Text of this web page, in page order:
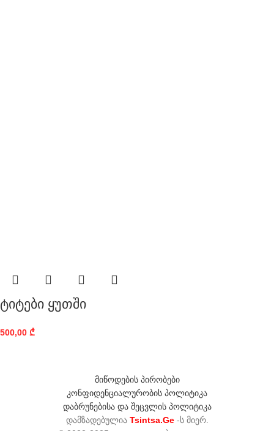
ტიტები ყუთში
500,00 ₾
მიწოდების პირობები
კონფიდენციალურობის პოლიტიკა
დაბრუნებისა და შეცვლის პოლიტიკა
დამზადებულია Tsintsa.Ge -ს მიერ.